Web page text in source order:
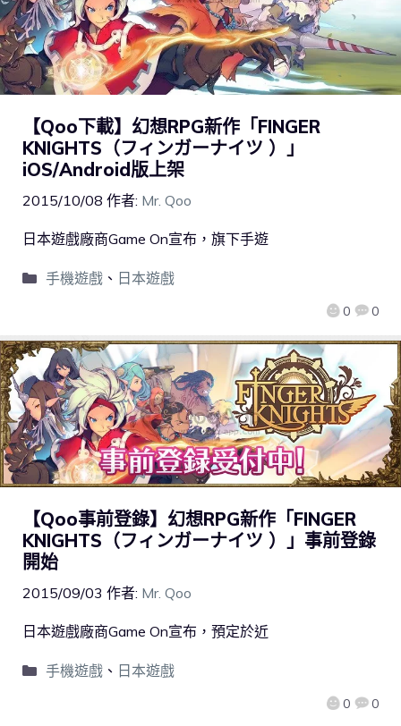
【Qoo下載】幻想RPG新作「FINGER
KNIGHTS（フィンガーナイツ ）」
iOS/Android版上架
2015/10/08 作者: Mr. Qoo
0 0
日本遊戲廠商Game On宣布，旗下手遊
手機遊戲、 日本遊戲
【Qoo事前登錄】幻想RPG新作「FINGER
KNIGHTS（フィンガーナイツ ）」事前登錄
開始
2015/09/03 作者: Mr. Qoo
0 0
日本遊戲廠商Game On宣布，預定於近
手機遊戲、 日本遊戲